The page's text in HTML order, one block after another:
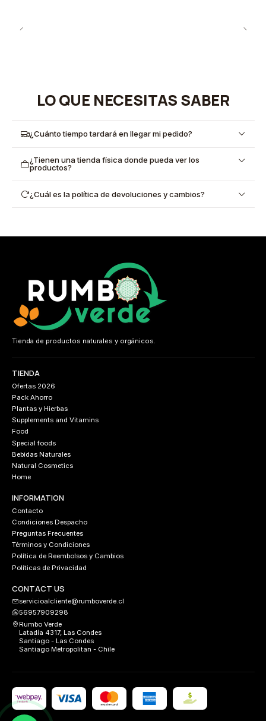
LO QUE NECESITAS SABER
¿Cuánto tiempo tardará en llegar mi pedido?
¿Tienen una tienda física donde pueda ver los
productos?
¿Cuál es la política de devoluciones y cambios?
Tienda de productos naturales y orgánicos.
TIENDA
Ofertas 2026
Pack Ahorro
Plantas y Hierbas
Supplements and Vitamins
Food
Special foods
Bebidas Naturales
Natural Cosmetics
Home
INFORMATION
Contacto
Condiciones Despacho
Preguntas Frecuentes
Términos y Condiciones
Política de Reembolsos y Cambios
Políticas de Privacidad
CONTACT US
servicioalcliente@rumboverde.cl
56957909298
Rumbo Verde
Latadía 4317, Las Condes
Santiago - Las Condes
Santiago Metropolitan - Chile